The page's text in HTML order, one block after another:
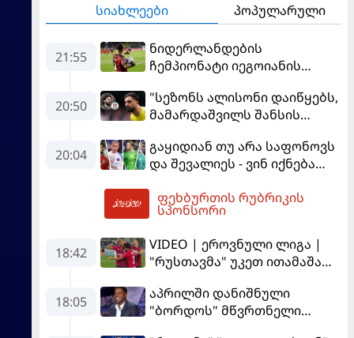
სიახლეები პოპულარული
21:55
ნიდერლანდების
ჩემპიონატი იეგოიანის
MVP გახდა
20:50
"სეზონს ალისონი დაიწყებს,
მამარდაშვილს შანსის
მოთმინება სჭირდება,
რომელსაც 100%-ით
"ლივერპულის" ყოფილმა
მეკარემ
20:04
გაყიდიან თუ არა საფონოვს
და შევალიეს - ვინ იქნება
ფეხბურთის რუბრიკის
სპონსორი
18:42
VIDEO | ეროვნული ლიგა |
"რუსთავმა" უკეთ ითამაშა
მოიგო, "ტორპედომ" გვიან
გაიღვიძა...
18:05
აპრილში დანიშნული
"ბორდოს" მწვრთნელი